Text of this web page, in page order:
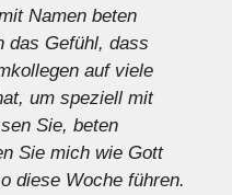
Namen beten
das Gefühl, dass
auf viele
um speziell mit
Sie, beten
Sie mich wie Gott
diese Woche führen.